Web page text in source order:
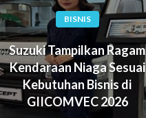
BISNIS
Suzuki Tampilkan Ragam
Kendaraan Niaga Sesuai
Kebutuhan Bisnis di
GIICOMVEC 2026